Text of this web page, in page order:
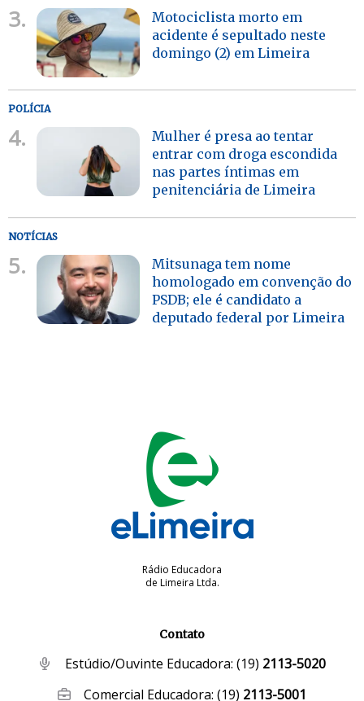
3.
Motociclista morto em
acidente é sepultado neste
domingo (2) em Limeira
POLÍCIA
4.
Mulher é presa ao tentar
entrar com droga escondida
nas partes íntimas em
penitenciária de Limeira
NOTÍCIAS
5.
Mitsunaga tem nome
homologado em convenção do
PSDB; ele é candidato a
deputado federal por Limeira
Rádio Educadora
de Limeira Ltda.
Contato
Estúdio/Ouvinte Educadora: (19) 2113-5020
Comercial Educadora:(19) 2113-5001